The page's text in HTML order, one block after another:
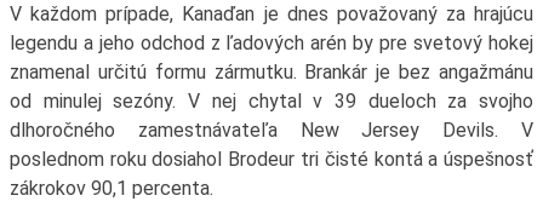
V každom prípade, Kanaďan je dnes považovaný za hrajúcu
legendu a jeho odchod z ľadových arén by pre svetový hokej
znamenal určitú formu zármutku. Brankár je bez angažmánu
od minulej sezóny. V nej chytal v 39 dueloch za svojho
dlhoročného zamestnávateľa New Jersey Devils. V
poslednom roku dosiahol Brodeur tri čisté kontá a úspešnosť
zákrokov 90,1 percenta.